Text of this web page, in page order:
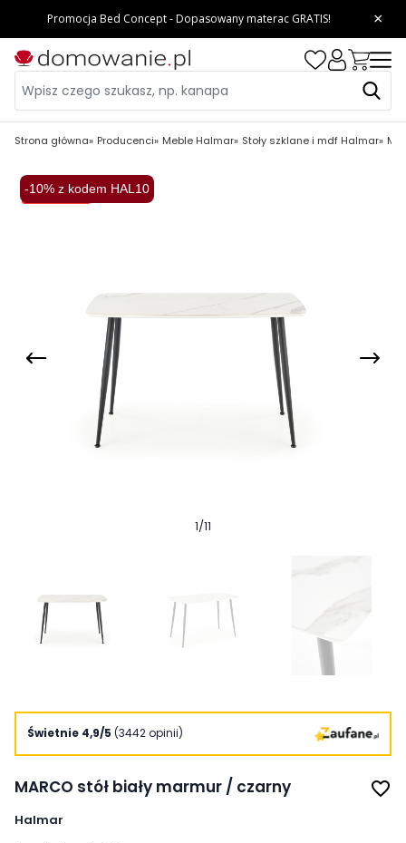
Strona główna Producenci Meble Halmar Stoły szklane i mdf Halmar
-10% z kodem HAL10
Wysyłka 48H
1/11
Świetnie 4,9/5 (3442 opinii)
MARCO stół biały marmur / czarny favorite_border
Halmar